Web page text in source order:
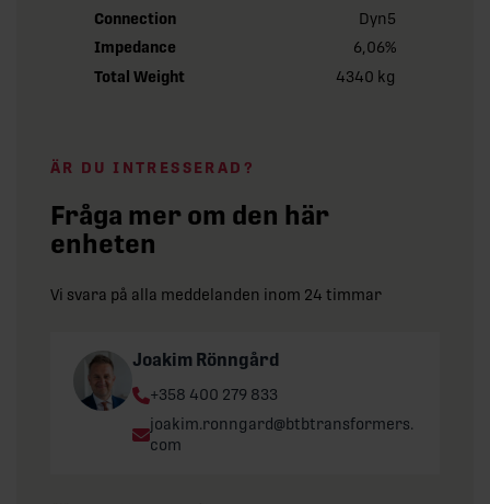
Connection
Dyn5
Impedance
6,06%
Total Weight
4340 kg
ÄR DU INTRESSERAD?
Fråga mer om den här
enheten
Vi svara på alla meddelanden inom 24 timmar
Joakim Rönngård
Phone:
+358 400 279 833
Email:
joakim.ronngard@btbtransformers.
com